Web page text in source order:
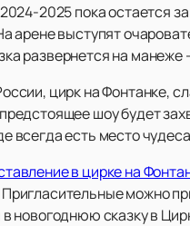
2025 пока остается
арене выступят
развернется на
цирк на Фонтанке,
шоу будет
всегда есть место
в цирке на
можно
новогоднюю сказку в